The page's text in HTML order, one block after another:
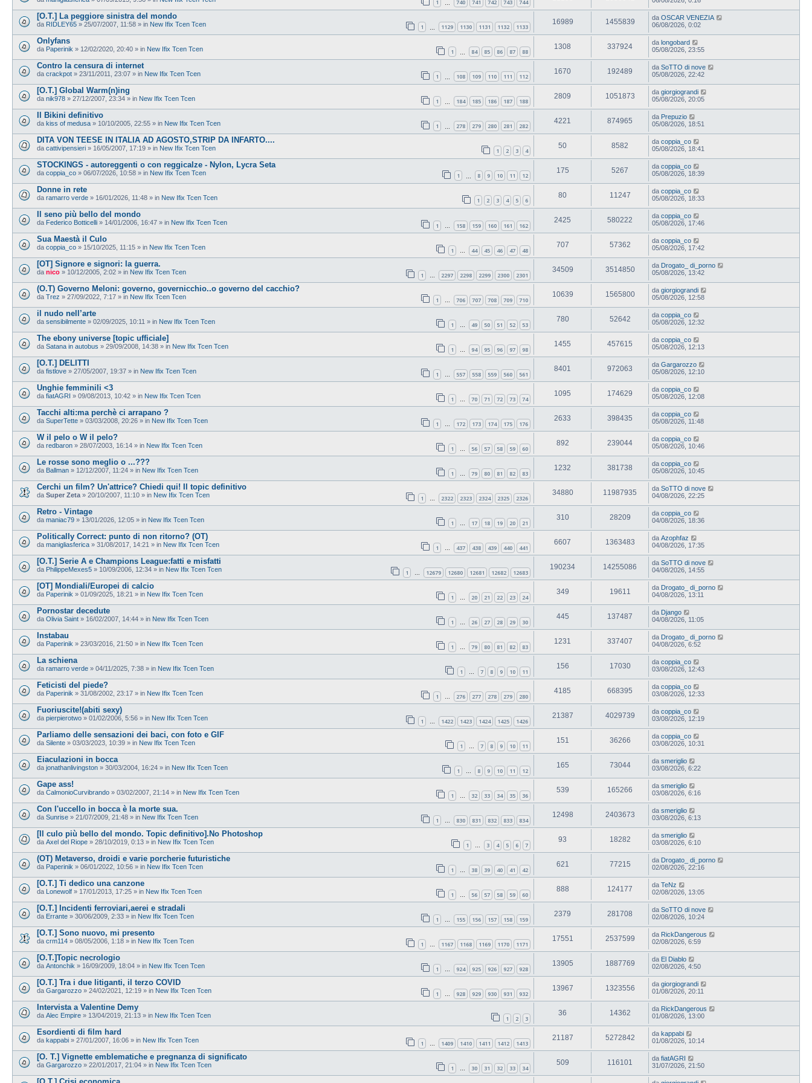
1 740 741 742 743 744
[O.T.] La peggiore sinistra del mondo
da RIDLEY65 » 25/07/2007, 11:58 » in New Ifix Tcen Tcen 1 1129 1130 1131 1132 1133
16989 1455839 da OSCAR VENEZIA
06/08/2026, 0:02
Onlyfans
da Paperinik » 12/02/2020, 20:40 » in New Ifix Tcen Tcen 1 84 85 86 87 88
1308 337924 da longobard
05/08/2026, 23:55
Contro la censura di internet
da crackpot » 23/11/2011, 23:07 » in New Ifix Tcen Tcen 1 108 109 110 111 112
1670 192489 da SoTTO di nove
05/08/2026, 22:42
[O.T.] Global Warm(n)ing
da nik978 » 27/12/2007, 23:34 » in New Ifix Tcen Tcen 1 184 185 186 187 188
2809 1051873 da giorgiograndi
05/08/2026, 20:05
Il Bikini definitivo
da kiss of medusa » 10/10/2005, 22:55 » in New Ifix Tcen Tcen 1 278 279 280 281 282
4221 874965 da Prepuzio
05/08/2026, 18:51
DITA VON TEESE IN ITALIA AD AGOSTO,STRIP DA INFARTO....
da cattivipensieri » 16/05/2007, 17:19 » in New Ifix Tcen Tcen 1 2 3 4
50 8582 da coppia_co
05/08/2026, 18:41
STOCKINGS - autoreggenti o con reggicalze - Nylon, Lycra Seta
da coppia_co » 06/07/2026, 10:58 » in New Ifix Tcen Tcen 1 8 9 10 11 12
175 5267 da coppia_co
05/08/2026, 18:39
Donne in rete
da ramarro verde » 16/01/2026, 11:48 » in New Ifix Tcen Tcen 1 2 3 4 5 6
80 11247 da coppia_co
05/08/2026, 18:33
Il seno più bello del mondo
da Federico Botticelli » 14/01/2006, 16:47 » in New Ifix Tcen Tcen 1 158 159 160 161 162
2425 580222 da coppia_co
05/08/2026, 17:46
Sua Maestà il Culo
da coppia_co » 15/10/2025, 11:15 » in New Ifix Tcen Tcen 1 44 45 46 47 48
707 57362 da coppia_co
05/08/2026, 17:42
[OT] Signore e signori: la guerra.
da nico » 10/12/2005, 2:02 » in New Ifix Tcen Tcen 1 2297 2298 2299 2300 2301
34509 3514850 da Drogato_ di_porno
05/08/2026, 13:42
(O.T) Governo Meloni: governo, governicchio..o governo del cacchio?
da Trez » 27/09/2022, 7:17 » in New Ifix Tcen Tcen 1 … 706 707 708 709 710
10639 1565800 da giorgiograndi
05/08/2026, 12:58
il nudo nell’arte
da sensibilmente » 02/09/2025, 10:11 » in New Ifix Tcen Tcen 1 … 49 50 51 52 53
780 52642 da coppia_co
05/08/2026, 12:32
The ebony universe [topic ufficiale]
da Satana in autobus » 29/09/2008, 14:38 » in New Ifix Tcen Tcen 1 … 94 95 96 97 98
1455 457615 da coppia_co
05/08/2026, 12:13
[O.T.] DELITTI
da fistlove » 27/05/2007, 19:37 » in New Ifix Tcen Tcen 1 … 557 558 559 560 561
8401 972063 da Gargarozzo
05/08/2026, 12:10
Unghie femminili <3
da fiatAGRI » 09/08/2013, 10:42 » in New Ifix Tcen Tcen 1 … 70 71 72 73 74
1095 174629 da coppia_co
05/08/2026, 12:08
Tacchi alti:ma perchè ci arrapano ?
da SuperTette » 03/03/2008, 20:26 » in New Ifix Tcen Tcen 1 … 172 173 174 175 176
2633 398435 da coppia_co
05/08/2026, 11:48
W il pelo o W il pelo?
da redbaron » 28/07/2003, 16:14 » in New Ifix Tcen Tcen 1 … 56 57 58 59 60
892 239044 da coppia_co
05/08/2026, 10:46
Le rosse sono meglio o ...???
da Ballman » 12/12/2007, 11:24 » in New Ifix Tcen Tcen 1 … 79 80 81 82 83
1232 381738 da coppia_co
05/08/2026, 10:45
Cerchi un film? Un'attrice? Chiedi qui! Il topic definitivo
da Super Zeta » 20/10/2007, 11:10 » in New Ifix Tcen Tcen 1 … 2322 2323 2324 2325 2326
34880 11987935 da SoTTO di nove
04/08/2026, 22:25
Retro - Vintage
da maniac79 » 13/01/2026, 12:05 » in New Ifix Tcen Tcen 1 … 17 18 19 20 21
310 28209 da coppia_co
04/08/2026, 18:36
Politically Correct: punto di non ritorno? (OT)
da manigliasferica » 31/08/2017, 14:21 » in New Ifix Tcen Tcen 1 … 437 438 439 440 441
6607 1363483 da Azophfaz
04/08/2026, 17:35
[O.T.] Serie A e Champions League:fatti e misfatti
da PhilippeMexes5 » 10/09/2006, 12:34 » in New Ifix Tcen Tcen 1 … 12679 12680 12681 12682 12683
190234 14255086 da SoTTO di nove
04/08/2026, 14:55
[OT] Mondiali/Europei di calcio
da Paperinik » 01/09/2025, 18:21 » in New Ifix Tcen Tcen 1 … 20 21 22 23 24
349 19611 da Drogato_ di_porno
04/08/2026, 13:11
Pornostar decedute
da Olivia Saint » 16/02/2007, 14:44 » in New Ifix Tcen Tcen 1 … 26 27 28 29 30
445 137487 da Django
04/08/2026, 11:05
Instabau
da Paperinik » 23/03/2016, 21:50 » in New Ifix Tcen Tcen 1 … 79 80 81 82 83
1231 337407 da Drogato_ di_porno
04/08/2026, 6:52
La schiena
da ramarro verde » 04/11/2025, 7:38 » in New Ifix Tcen Tcen 1 … 7 8 9 10 11
156 17030 da coppia_co
03/08/2026, 12:43
Feticisti del piede?
da Paperinik » 31/08/2002, 23:17 » in New Ifix Tcen Tcen 1 … 276 277 278 279 280
4185 668395 da coppia_co
03/08/2026, 12:33
Fuoriuscite!(abiti sexy)
da pierpierotwo » 01/02/2006, 5:56 » in New Ifix Tcen Tcen 1 … 1422 1423 1424 1425 1426
21387 4029739 da coppia_co
03/08/2026, 12:19
Parliamo delle sensazioni dei baci, con foto e GIF
da Silente » 03/03/2023, 10:39 » in New Ifix Tcen Tcen 1 … 7 8 9 10 11
151 36266 da coppia_co
03/08/2026, 10:31
Eiaculazioni in bocca
da jonathanlivingston » 30/03/2004, 16:24 » in New Ifix Tcen Tcen 1 … 8 9 10 11 12
165 73044 da smeriglio
03/08/2026, 6:22
Gape ass!
da CalmonioCurvibrando » 03/02/2007, 21:14 » in New Ifix Tcen Tcen 1 … 32 33 34 35 36
539 165266 da smeriglio
03/08/2026, 6:16
Con l'uccello in bocca è la morte sua.
da Sunrise » 21/07/2009, 21:48 » in New Ifix Tcen Tcen 1 … 830 831 832 833 834
12498 2403673 da smeriglio
03/08/2026, 6:13
[Il culo più bello del mondo. Topic definitivo].No Photoshop
da Axel del Riope » 28/10/2019, 0:13 » in New Ifix Tcen Tcen 1 … 3 4 5 6 7
93 18282 da smeriglio
03/08/2026, 6:10
(OT) Metaverso, droidi e varie porcherie futuristiche
da Paperinik » 06/01/2022, 10:56 » in New Ifix Tcen Tcen 1 … 38 39 40 41 42
621 77215 da Drogato_ di_porno
02/08/2026, 22:16
[O.T.] Ti dedico una canzone
da Lonewolf » 17/01/2013, 17:25 » in New Ifix Tcen Tcen 1 … 56 57 58 59 60
888 124177 da TeNz
02/08/2026, 13:05
[O.T.] Incidenti ferroviari,aerei e stradali
da Errante » 30/06/2009, 2:33 » in New Ifix Tcen Tcen 1 … 155 156 157 158 159
2379 281708 da SoTTO di nove
02/08/2026, 10:24
[O.T.] Sono nuovo, mi presento
da crm114 » 08/05/2006, 1:18 » in New Ifix Tcen Tcen 1 … 1167 1168 1169 1170 1171
17551 2537599 da RickDangerous
02/08/2026, 6:59
[O.T.]Topic necrologio
da Antonchik » 16/09/2009, 18:04 » in New Ifix Tcen Tcen 1 … 924 925 926 927 928
13905 1887769 da El Diablo
02/08/2026, 4:50
[O.T.] Tra i due litiganti, il terzo COVID
da Gargarozzo » 24/02/2021, 12:19 » in New Ifix Tcen Tcen 1 … 928 929 930 931 932
13967 1323556 da giorgiograndi
01/08/2026, 20:11
Intervista a Valentine Demy
da Alec Empire » 13/04/2019, 21:13 » in New Ifix Tcen Tcen 1 2 3
36 14362 da RickDangerous
01/08/2026, 13:00
Esordienti di film hard
da kappabi » 27/01/2007, 16:06 » in New Ifix Tcen Tcen 1 … 1409 1410 1411 1412 1413
21187 5272842 da kappabi
01/08/2026, 10:14
[O. T.] Vignette emblematiche e pregnanza di significato
da Gargarozzo » 22/01/2017, 21:04 » in New Ifix Tcen Tcen 1 … 30 31 32 33 34
509 116101 da fiatAGRI
31/07/2026, 21:50